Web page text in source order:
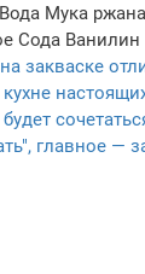
Вода Мука
Сода Ванилин
закваске
главное —